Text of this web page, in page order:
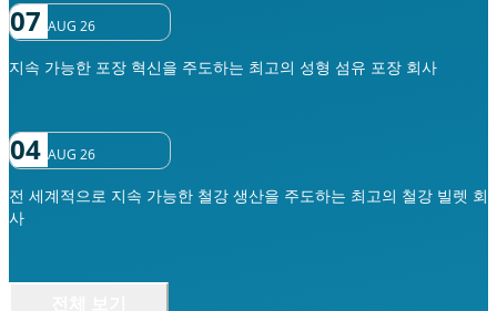
07 AUG 26
지속 가능한 포장 혁신을 주도하는 최고의 성형 섬유 포장 회사
04 AUG 26
전 세계적으로 지속 가능한 철강 생산을 주도하는 최고의 철강 빌렛 회
사